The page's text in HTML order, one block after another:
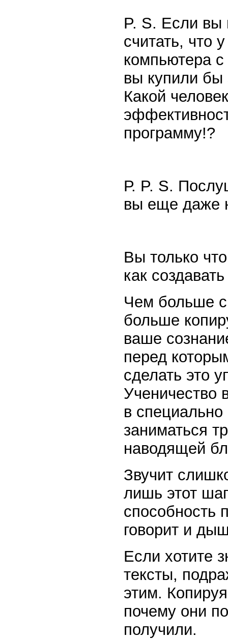
P. S. Если вы
считать, что
компьютера
вы купили бы
Какой
программу!?
Р. P. S.
вы еще даже
Вы только
как
Чем больше
больше
ваше
перед
сделать это
Ученичество
в
заниматься
наводящей
Звучит
лишь этот
способность
говорит и
Если хотите
тексты,
этим.
почему они
получили.